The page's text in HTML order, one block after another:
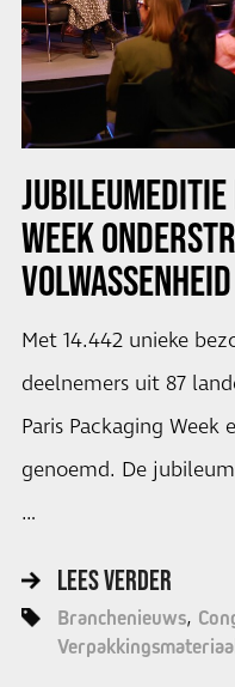
WEEK
Met 14.442 unieke
deelnemers uit 87
Paris Packaging
genoemd. De
…
LEES VERDER
Branchenieuws
Verpakkingsmateriaal